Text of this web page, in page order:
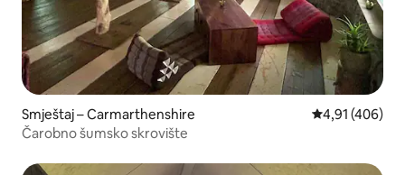
Smještaj – Carmarthenshire Prosječna
4,91 (406)
Čarobno šumsko skrovište